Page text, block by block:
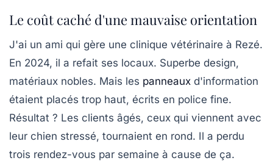
Le coût caché d'une mauvaise orientation
J'ai un ami qui gère une clinique vétérinaire à Rezé.
En 2024, il a refait ses locaux. Superbe design,
matériaux nobles. Mais les panneaux d'information
étaient placés trop haut, écrits en police fine.
Résultat ? Les clients âgés, ceux qui viennent avec
leur chien stressé, tournaient en rond. Il a perdu
trois rendez-vous par semaine à cause de ça.